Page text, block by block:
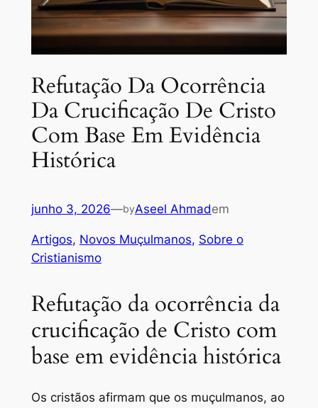
Refutação Da Ocorrência
Da Crucificação De Cristo
Com Base Em Evidência
Histórica
junho 3, 2026—byAseel Ahmadem
Artigos, Novos Muçulmanos, Sobre o
Cristianismo
Refutação da ocorrência da
crucificação de Cristo com
base em evidência histórica
Os cristãos afirmam que os muçulmanos, ao